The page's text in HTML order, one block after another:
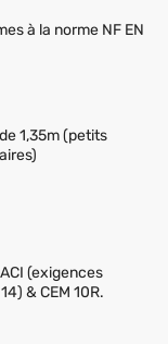
à la norme NF EN
1,35m (petits
(exigences
& CEM 10R.